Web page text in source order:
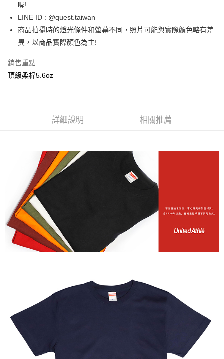
ATM付款
運送方式
每筆NT$60，滿NT$1,500(含以上)免運費
7-11取貨付款
付款後門市自取
免運費
喔!
LINE ID : @quest.taiwan
商品拍攝時的燈光條件和螢幕不同，照片可能與實際顏色略有差
異，以商品實際顏色為主!
銷售重點
頂級柔棉5.6oz
詳細說明 相關推薦